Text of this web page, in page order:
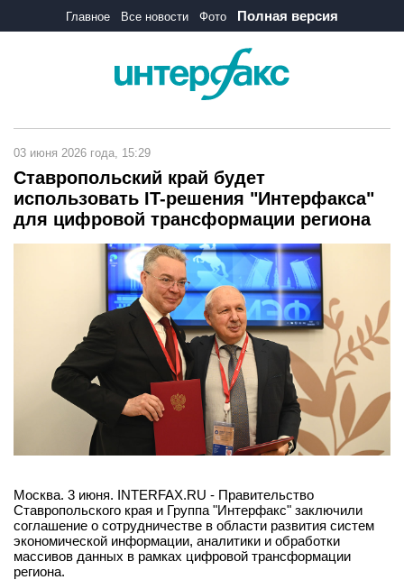
Главное Все новости Фото Полная версия
03 июня 2026 года, 15:29
Ставропольский край будет
использовать IT-решения "Интерфакса"
для цифровой трансформации региона
Москва. 3 июня. INTERFAX.RU - Правительство
Ставропольского края и Группа "Интерфакс" заключили
соглашение о сотрудничестве в области развития систем
экономической информации, аналитики и обработки
массивов данных в рамках цифровой трансформации
региона.